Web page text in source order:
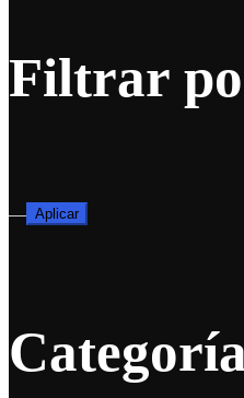
Filtrar
— Aplicar